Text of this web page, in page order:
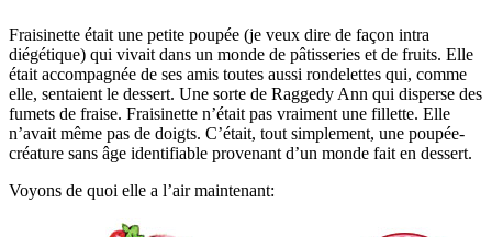
Fraisinette était une petite poupée (je veux dire de façon intra
diégétique) qui vivait dans un monde de pâtisseries et de fruits. Elle
était accompagnée de ses amis toutes aussi rondelettes qui, comme
elle, sentaient le dessert. Une sorte de Raggedy Ann qui disperse des
fumets de fraise. Fraisinette n’était pas vraiment une fillette. Elle
n’avait même pas de doigts. C’était, tout simplement, une poupée-
créature sans âge identifiable provenant d’un monde fait en dessert.
Voyons de quoi elle a l’air maintenant: